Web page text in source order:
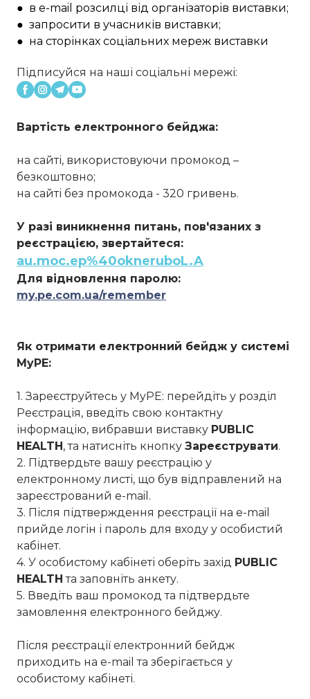
● в e-mail розсилці від організаторів виставки;
● запросити в учасників виставки;
● на сторінках соціальних мереж виставки
Підписуйся на наші соціальні мережі:
Вартість електронного бейджа:
на сайті, використовуючи промокод –
безкоштовно;
на сайті без промокода - 320 гривень.
У разі виникнення питань, пов'язаних з
реєстрацією, звертайтеся:
au.moc.ep%40okneruboL.A
Для відновлення паролю:
my.pe.com.ua/remember
Як отримати електронний бейдж у системі
MyPE:
1. Зареєструйтесь у MyPE: перейдіть у розділ
Реєстрація, введіть свою контактну
інформацію, вибравши виставку PUBLIC
HEALTH, та натисніть кнопку Зареєструвати.
2. Підтвердьте вашу реєстрацію у
електронному листі, що був відправлений на
зареєстрований e-mail.
3. Після підтверждення реєстрації на e-mail
прийде логін і пароль для входу у особистий
кабінет.
4. У особистому кабінеті оберіть захід PUBLIC
HEALTH та заповніть анкету.
5. Введіть ваш промокод та підтвердьте
замовлення електронного бейджу.
Після реєстрації електронний бейдж
приходить на e-mail та зберігається у
особистому кабінеті.